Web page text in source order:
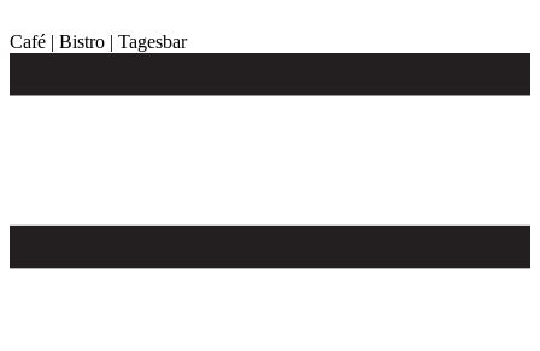
Inhalt
Café | Bistro | Tagesbar